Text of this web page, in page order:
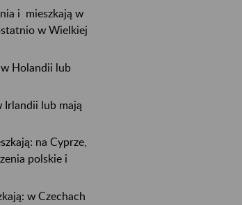
i mieszkają w
w Wielkiej
Holandii lub
Irlandii lub mają
na Cyprze,
polskie i
w Czechach